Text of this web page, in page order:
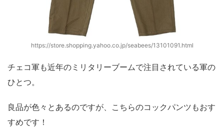
https://store.shopping.yahoo.co.jp/seabees/13101091.html
チェコ軍も近年のミリタリーブームで注目されている軍の
ひとつ。
良品が色々とあるのですが、こちらのコックパンツもおす
すめです！